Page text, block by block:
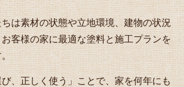
は素材の状態や立地環境、建物の状況
客様の家に最適な塗料と施工プランを
。
、正しく使う」ことで、家を何年にも